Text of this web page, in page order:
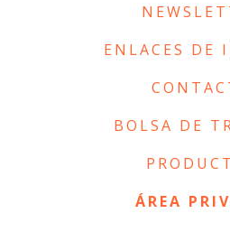
ENLACES DE
BOLSA DE
ÁREA